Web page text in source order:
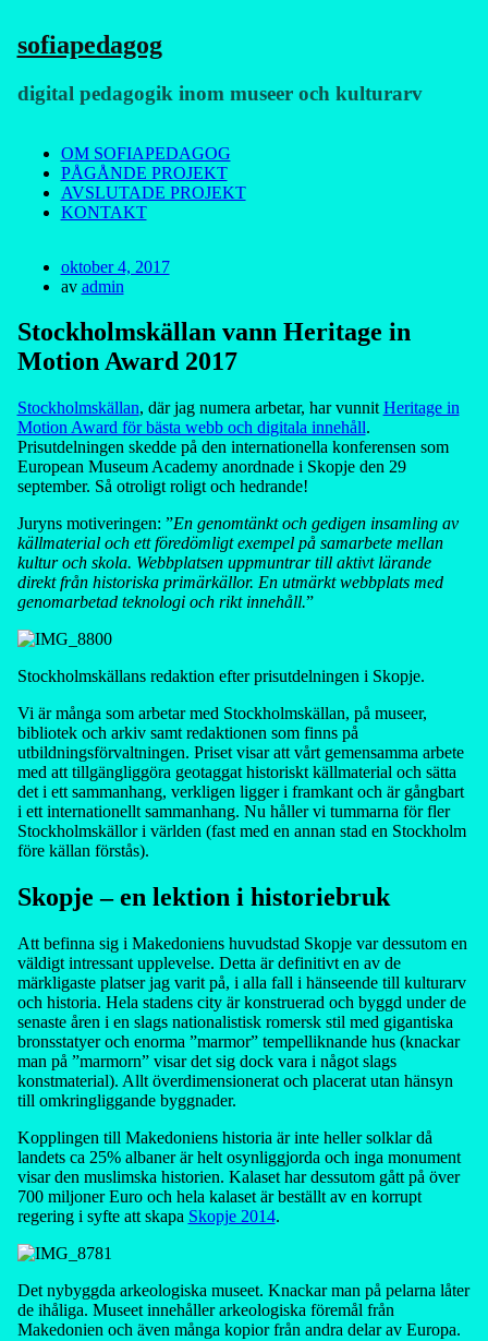
sofiapedagog
digital pedagogik inom museer och kulturarv
Hoppa
innehåll
OM SOFIAPEDAGOG
PÅGÅNDE PROJEKT
AVSLUTADE PROJEKT
KONTAKT
Publicerad
den
oktober 4, 2017
av admin
Stockholmskällan vann Heritage in
Motion Award 2017
Stockholmskällan, där jag numera arbetar, har vunnit Heritage in
Motion Award för bästa webb och digitala innehåll.
Prisutdelningen skedde på den internationella konferensen som
European Museum Academy anordnade i Skopje den 29
september. Så otroligt roligt och hedrande!
Juryns motiveringen: ”En genomtänkt och gedigen insamling av
källmaterial och ett föredömligt exempel på samarbete mellan
kultur och skola. Webbplatsen uppmuntrar till aktivt lärande
direkt från historiska primärkällor. En utmärkt webbplats med
genomarbetad teknologi och rikt innehåll.”
Stockholmskällans redaktion efter prisutdelningen i Skopje.
Vi är många som arbetar med Stockholmskällan, på museer,
bibliotek och arkiv samt redaktionen som finns på
utbildningsförvaltningen. Priset visar att vårt gemensamma arbete
med att tillgängliggöra geotaggat historiskt källmaterial och sätta
det i ett sammanhang, verkligen ligger i framkant och är gångbart
i ett internationellt sammanhang. Nu håller vi tummarna för fler
Stockholmskällor i världen (fast med en annan stad en Stockholm
före källan förstås).
Skopje – en lektion i historiebruk
Att befinna sig i Makedoniens huvudstad Skopje var dessutom en
väldigt intressant upplevelse. Detta är definitivt en av de
märkligaste platser jag varit på, i alla fall i hänseende till kulturarv
och historia. Hela stadens city är konstruerad och byggd under de
senaste åren i en slags nationalistisk romersk stil med gigantiska
bronsstatyer och enorma ”marmor” tempelliknande hus (knackar
man på ”marmorn” visar det sig dock vara i något slags
konstmaterial). Allt överdimensionerat och placerat utan hänsyn
till omkringliggande byggnader.
Kopplingen till Makedoniens historia är inte heller solklar då
landets ca 25% albaner är helt osynliggjorda och inga monument
visar den muslimska historien. Kalaset har dessutom gått på över
700 miljoner Euro och hela kalaset är beställt av en korrupt
regering i syfte att skapa Skopje 2014.
Det nybyggda arkeologiska museet. Knackar man på pelarna låter
de ihåliga. Museet innehåller arkeologiska föremål från
Makedonien och även många kopior från andra delar av Europa.